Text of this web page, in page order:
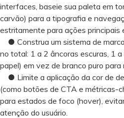
interfaces, baseie sua paleta em
carvão) para a tipografia e
estritamente para ações principais
● Construa um sistema de
no total: 1 a 2 âncoras escuras, 1
papel) em vez de branco puro
● Limite a aplicação da cor de
(como botões de CTA e métricas-
para estados de foco (hover),
atenção do usuário.